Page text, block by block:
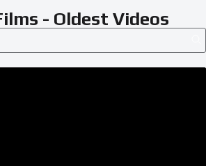
- Oldest Videos